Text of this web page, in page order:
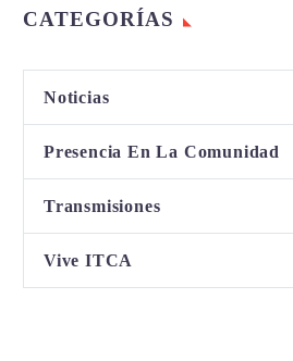
CATEGORÍAS
Noticias
Presencia En La Comunidad
Transmisiones
Vive ITCA